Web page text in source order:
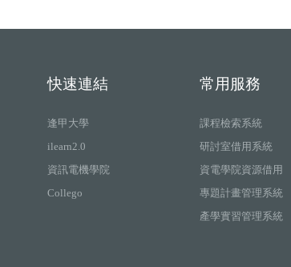
快速連結
逢甲大學
ilearn2.0
資訊電機學院
Collego
常用服務
課程檢索系統
研討室借用系統
資電學院資源借用
專題計畫管理系統
產學實習管理系統